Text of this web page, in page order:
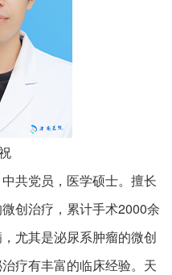
共党员，医学硕士。擅长
创治疗，累计手术2000余
尤其是泌尿系肿瘤的微创
疗有丰富的临床经验。天